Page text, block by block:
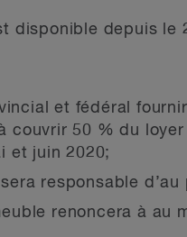
disponible depuis le
et fédéral
couvrir 50 % du
et juin 2020;
responsable
renoncera à